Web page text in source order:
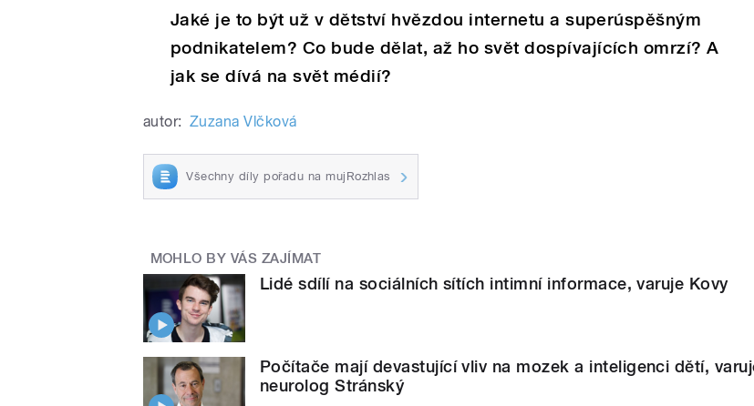
Jaké je to být už v dětství hvězdou internetu a superúspěšným
podnikatelem? Co bude dělat, až ho svět dospívajících omrzí? A
jak se dívá na svět médií?
autor: Zuzana Vlčková
Všechny díly pořadu na mujRozhlas
MOHLO BY VÁS ZAJÍMAT
Lidé sdílí na sociálních sítích intimní informace, varuje Kovy
Počítače mají devastující vliv na mozek a inteligenci dětí,
neurolog Stránský